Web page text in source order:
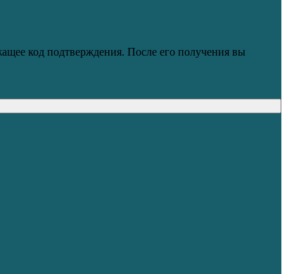
код подтверждения. После его получения вы